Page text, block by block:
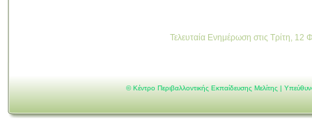
Τελευταία Ενημέρωση στις Τρίτη,
© Κέντρο Περιβαλλοντικής Εκπαίδευσης Μελίτης |